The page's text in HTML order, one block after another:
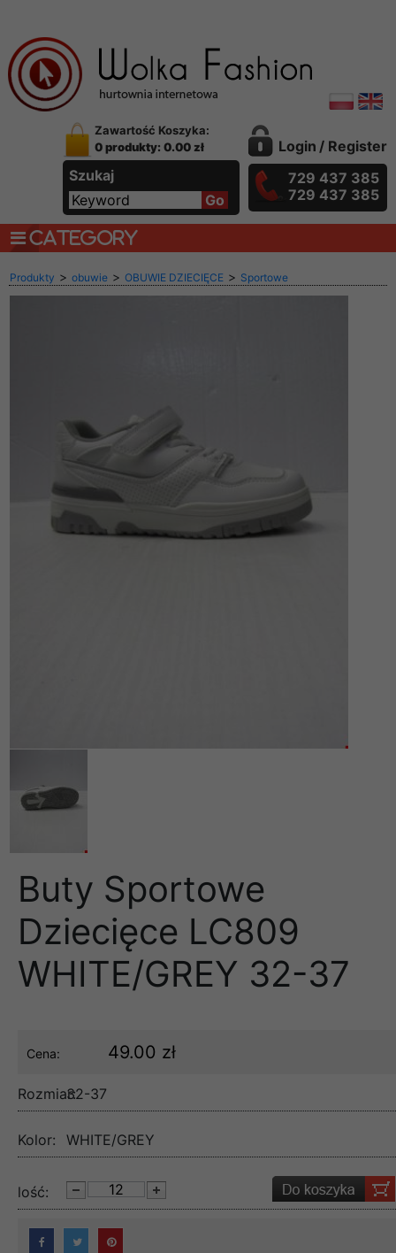
Zawartość Koszyka:
0 produkty: 0.00 zł
Szukaj
Login / Register
729 437 385
729 437 385
CATEGORY
Produkty > obuwie > OBUWIE DZIECIĘCE > Sportowe
Buty Sportowe
Dziecięce LC809
WHITE/GREY 32-37
Cena: 49.00 zł
Rozmiar:32-37
Kolor: WHITE/GREY
lość: